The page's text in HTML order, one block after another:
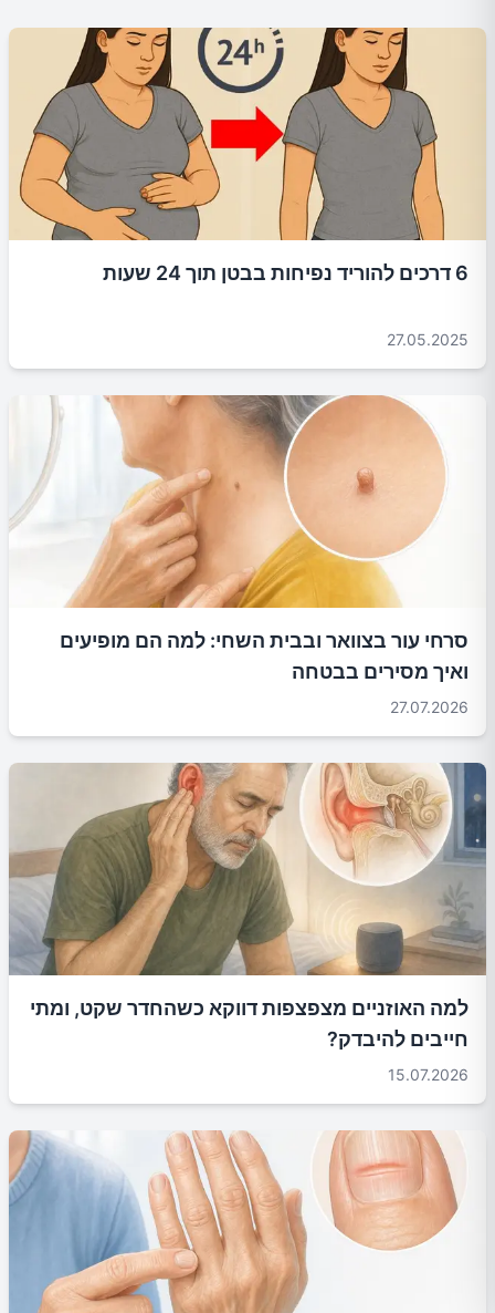
6 דרכים להוריד נפיחות בבטן תוך 24 שעות
27.05.2025
סרחי עור בצוואר ובבית השחי: למה הם מופיעים
ואיך מסירים בבטחה
27.07.2026
למה האוזניים מצפצפות דווקא כשהחדר שקט, ומתי
חייבים להיבדק?
15.07.2026